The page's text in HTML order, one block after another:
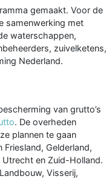
gemaakt. Voor de
samenwerking met
waterschappen,
zuivelketens,
Nederland.
van grutto’s
. De overheden
plannen te gaan
Gelderland,
en Zuid-Holland.
Visserij,